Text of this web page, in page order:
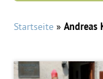
Startseite » Andreas